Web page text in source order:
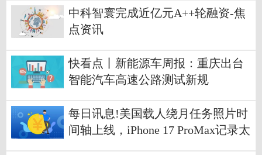
中科智寰完成近亿元A++轮融资-焦
点资讯
快看点丨新能源车周报：重庆出台
智能汽车高速公路测试新规
每日讯息!美国载人绕月任务照片时
间轴上线，iPhone 17 ProMax记录太